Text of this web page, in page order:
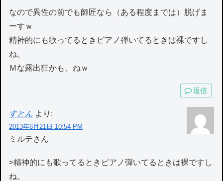
なので異性の前でも師匠なら（ある程度までは）脱げま
ーすｗ
精神的にも歌ってるときピアノ弾いてるときは裸ですし
ね。
Ｍな露出狂かも、ねｗ
返信
すとん より:
2013年6月21日 10:54 PM
ミルテさん
>精神的にも歌ってるときピアノ弾いてるときは裸ですし
ね。